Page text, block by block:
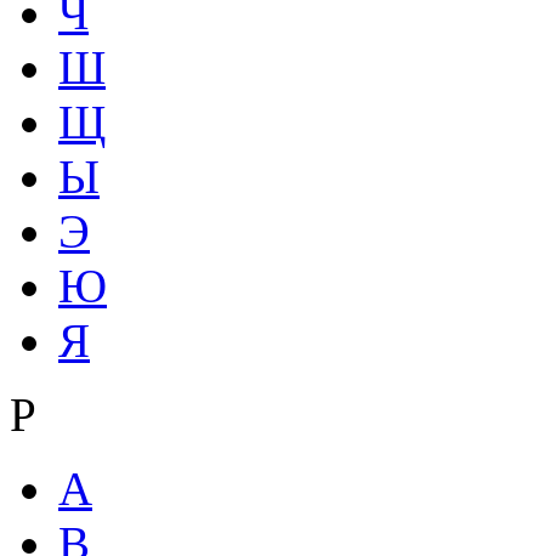
Ч
Ш
Щ
Ы
Э
Ю
Я
Р
A
B